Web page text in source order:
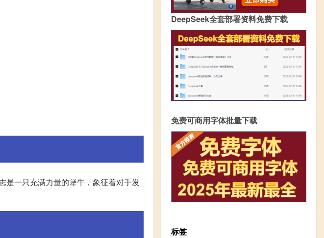
是一只充满力量的犟牛，象征着对手发
DeepSeek全套部署资料免费下载
免费可商用字体批量下载
标签